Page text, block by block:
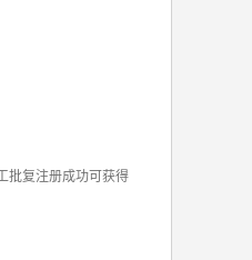
批复注册成功可获得